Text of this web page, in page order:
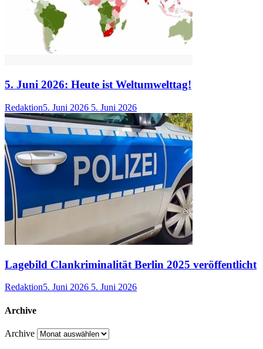
5. Juni 2026: Heute ist Weltumwelttag!
Redaktion5. Juni 2026 5. Juni 2026
Lagebild Clankriminalität Berlin 2025 veröffentlicht
Redaktion5. Juni 2026 5. Juni 2026
Archive
Archive